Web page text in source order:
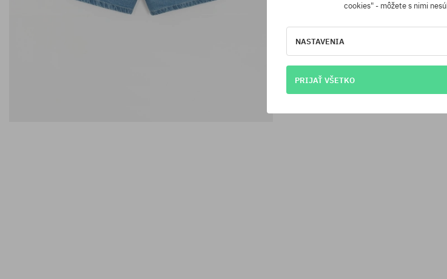
cookies" - môžete s nimi
NASTAVENIA
PRIJAŤ VŠETKO